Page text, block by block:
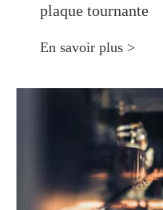
plaque tournante
En savoir plus >